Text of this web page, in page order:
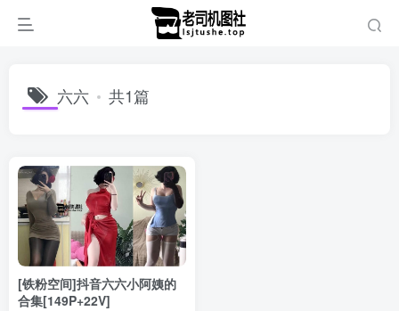
六六 共1篇
[铁粉空间]抖音六六小阿姨的
合集[149P+22V]